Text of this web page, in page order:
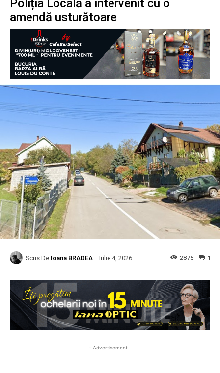
Poliția Locală a intervenit cu o
amendă usturătoare
Scris De Ioana BRADEA Iulie 4, 2026 1
2875
- Advertisement -